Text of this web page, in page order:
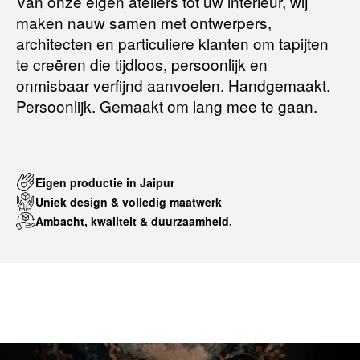
Terugbetalingsbeleid
maken nauw samen met ontwerpers,
architecten en particuliere klanten om tapijten
te creëren die tijdloos, persoonlijk en
onmisbaar verfijnd aanvoelen. Handgemaakt.
Persoonlijk. Gemaakt om lang mee te gaan.
Eigen productie in Jaipur
Uniek design & volledig maatwerk
Ambacht, kwaliteit & duurzaamheid.